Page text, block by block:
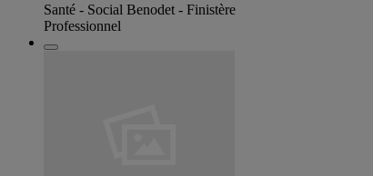
Santé - Social Benodet - Finistère
Professionnel